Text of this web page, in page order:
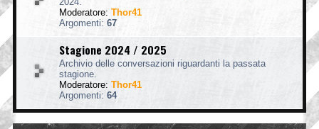
Moderatore: Thor41
Argomenti: 67
Stagione 2024 / 2025
Archivio delle conversazioni riguardanti la passata
stagione.
Moderatore: Thor41
Argomenti: 64